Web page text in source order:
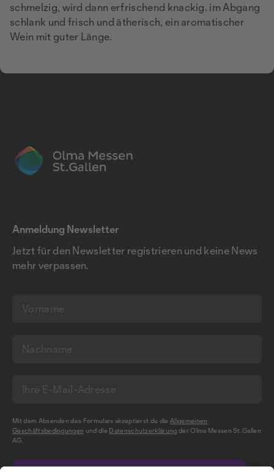
schmelzig, wird dann erfrischend knackig. im Abgang
schlank und frisch und ätherisch, ein aromatischer
Wein mit guter Länge.
Anmeldung Newsletter
Jetzt für den Newsletter registrieren und keine News
mehr verpassen.
Mit dem Absenden des Formulars akzeptierst du dieAllgemeinen
Geschäftsbedingungen und die Datenschutzerklärung der Olma Messen St.Gallen
AG.